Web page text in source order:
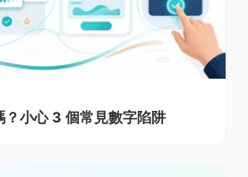
小心 3 個常見數字陷阱